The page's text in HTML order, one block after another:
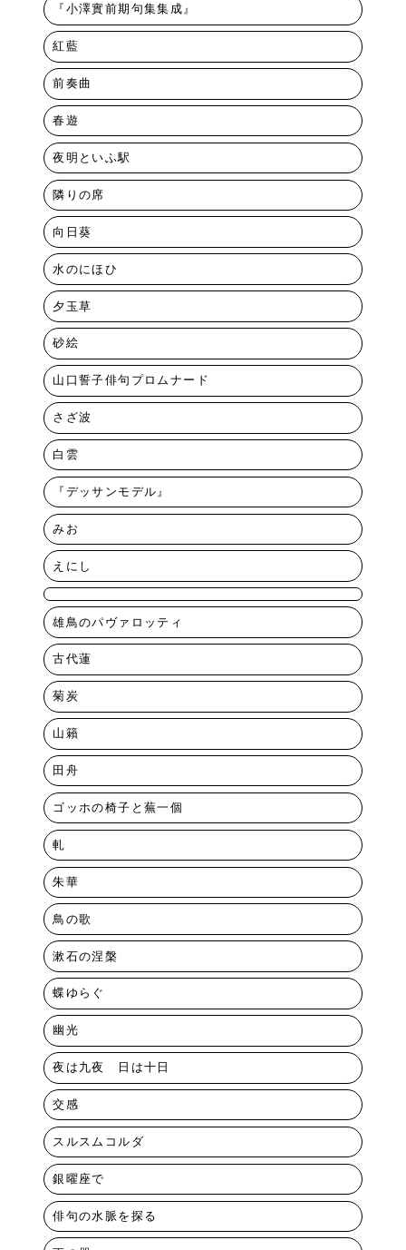
『小澤實前期句集集成』
紅藍
前奏曲
春遊
夜明といふ駅
隣りの席
向日葵
水のにほひ
夕玉草
砂絵
山口誓子俳句プロムナード
さざ波
白雲
『デッサンモデル』
みお
えにし
雄鳥のパヴァロッティ
古代蓮
菊炭
山籟
田舟
ゴッホの椅子と蕪一個
軋
朱華
鳥の歌
漱石の涅槃
蝶ゆらぐ
幽光
夜は九夜 日は十日
交感
スルスムコルダ
銀曜座で
俳句の水脈を探る